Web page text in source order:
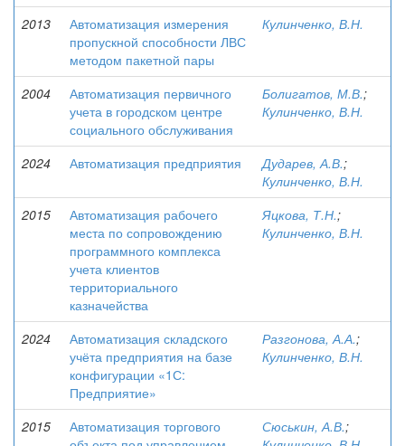
2013
Автоматизация измерения
пропускной способности ЛВС
методом пакетной пары
Кулинченко, В.Н.
2004
Автоматизация первичного
учета в городском центре
социального обслуживания
Болигатов, М.В.;
Кулинченко, В.Н.
2024 Автоматизация предприятия Дударев, А.В.;
Кулинченко, В.Н.
2015
Автоматизация рабочего
места по сопровождению
программного комплекса
учета клиентов
территориального
казначейства
Яцкова, Т.Н.;
Кулинченко, В.Н.
2024
Автоматизация складского
учёта предприятия на базе
конфигурации «1С:
Предприятие»
Разгонова, А.А.;
Кулинченко, В.Н.
2015
Автоматизация торгового
Сюськин, А.В.;